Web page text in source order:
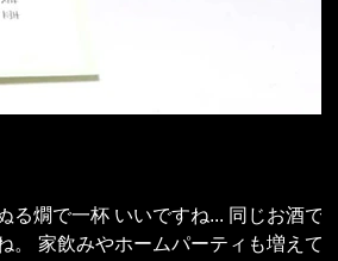
。 家飲みやホームパーティも増えて